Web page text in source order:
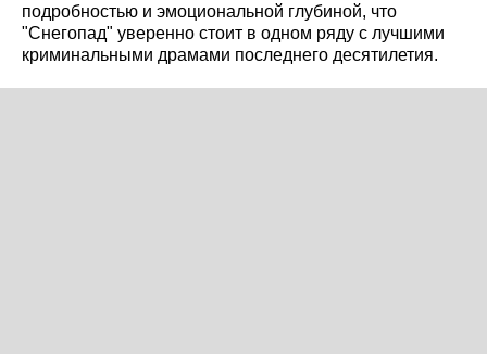
подробностью и эмоциональной глубиной, что
"Снегопад" уверенно стоит в одном ряду с лучшими
криминальными драмами последнего десятилетия.